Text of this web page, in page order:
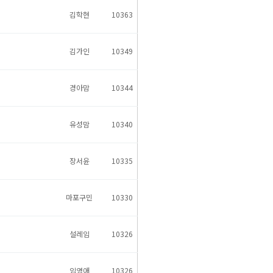
김학현 10363
김가인 10349
경아맘 10344
유성맘 10340
장서윤 10335
마포구민 10330
설레임 10326
임영애 10326